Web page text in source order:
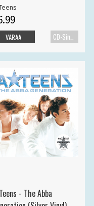
VARAA
- The Abba